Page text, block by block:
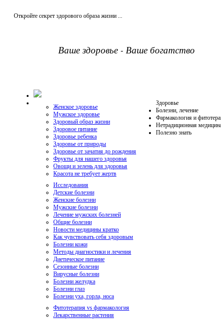
Откройте секрет здорового образа жизни ...
Ваше здоровье - Ваше богатство
Здоровье
Женское здоровье
Мужское здоровье
Здоровый образ жизни
Здоровое питание
Здоровье ребенка
Здоровье от природы
Здоровье от зачатия до рождения
Фрукты для нашего здоровья
Овощи и зелень для здоровья
Красота не требует жертв
Болезни, лечение
Исследования
Детские болезни
Женские болезни
Мужские болезни
Лечение мужских болезней
Общие болезни
Новости медицины кратко
Как чувствовать себя здоровым
Болезни кожи
Методы диагностики и лечения
Диетическое питание
Сезонные болезни
Вирусные болезни
Болезни желудка
Болезни глаз
Болезни уха, горла, носа
Фармакология и
Фитотерапия vs фармакология
Лекарственные растения
Нетрадиционная
Полезно знать